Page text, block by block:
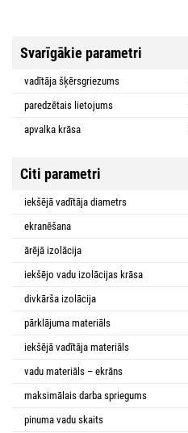
Svarīgākie parametri
vadītāja šķērsgriezums
paredzētais lietojums
apvalka krāsa
Citi parametri
iekšējā vadītāja diametrs
ekranēšana
ārējā izolācija
iekšējo vadu izolācijas krāsa
divkārša izolācija
pārklājuma materiāls
iekšējā vadītāja materiāls
vadu materiāls – ekrāns
maksimālais darba spriegums
pinuma vadu skaits